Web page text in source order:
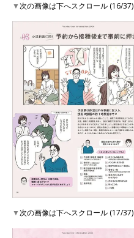
▼次の画像は下へスクロール (16/37)
▼次の画像は下へスクロール (17/37)